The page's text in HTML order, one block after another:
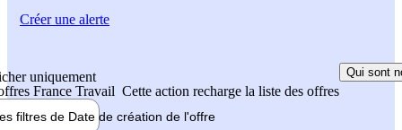
uniquement
France Travail Cette action recharge la liste des offres
Qui sont
filtres de Date de création de l'offre
Créer une alerte